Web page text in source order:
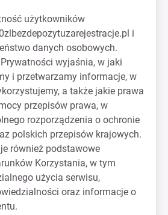
użytkowników
i
danych osobowych.
wyjaśnia, w jaki
i przetwarzamy informacje, w
a także jakie prawa
przepisów prawa, w
rozporządzenia o ochronie
polskich przepisów krajowych.
również podstawowe
Korzystania, w tym
użycia serwisu,
oraz informacje o